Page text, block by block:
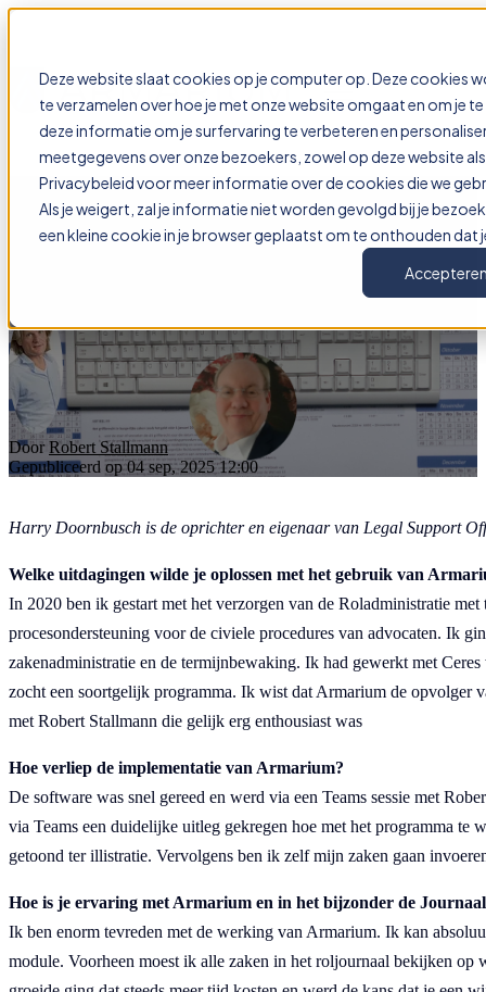
Deze website slaat cookies op je computer op. Deze cookies
te verzamelen over hoe je met onze website omgaat en om je
deze informatie om je surfervaring te verbeteren en
meetgegevens over onze bezoekers, zowel op deze website
Privacybeleid voor meer informatie over de cookies die we
Als je weigert, zal je informatie niet worden gevolgd bij je
een kleine cookie in je browser geplaatst om te onthouden dat
Open main navigation
Klantervaringen: Harry
DoorRobert Stallmann
Gepubliceerd op 04 sep, 2025 12:00
Harry Doornbusch is de oprichter en eigenaar van Legal Support
Welke uitdagingen wilde je oplossen met het gebruik van
In 2020 ben ik gestart met het verzorgen van de Roladministratie
procesondersteuning voor de civiele procedures van advocaten. Ik
zakenadministratie en de termijnbewaking. Ik had gewerkt met
zocht een soortgelijk programma. Ik wist dat Armarium de opvolger
met Robert Stallmann die gelijk erg enthousiast was
Hoe verliep de implementatie van Armarium?
De software was snel gereed en werd via een Teams sessie met
via Teams een duidelijke uitleg gekregen hoe met het programma te
getoond ter illistratie. Vervolgens ben ik zelf mijn zaken gaan
Hoe is je ervaring met Armarium en in het bijzonder de
Ik ben enorm tevreden met de werking van Armarium. Ik kan
module. Voorheen moest ik alle zaken in het roljournaal bekijken